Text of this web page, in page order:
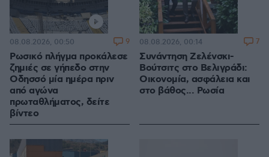
Ρωσικό πλήγμα προκάλεσε
ζημιές σε γήπεδο στην
Οδησσό μία ημέρα πριν
από αγώνα
πρωταθλήματος, δείτε
βίντεο
08.08.2026, 00:50 9
Συνάντηση Ζελένσκι-
Βούτσιτς στο Βελιγράδι:
Οικονομία, ασφάλεια και
στο βάθος... Ρωσία
08.08.2026, 00:14 7